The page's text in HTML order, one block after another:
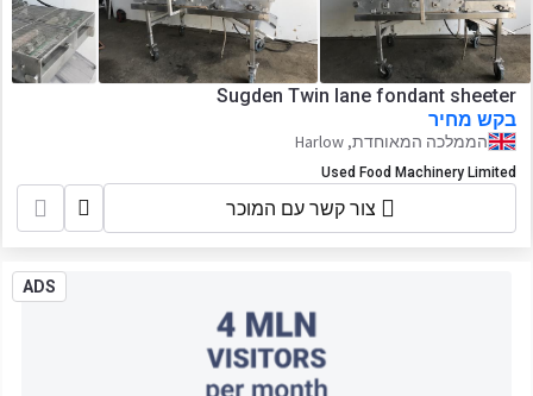
Sugden Twin lane fondant sheeter
בקש מחיר
הממלכה המאוחדת, Harlow
Used Food Machinery Limited
צור קשר עם המוכר
ADS